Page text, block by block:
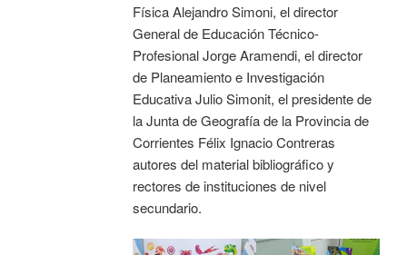
Física Alejandro Simoni, el director
General de Educación Técnico-
Profesional Jorge Aramendi, el director
de Planeamiento e Investigación
Educativa Julio Simonit, el presidente de
la Junta de Geografía de la Provincia de
Corrientes Félix Ignacio Contreras
autores del material bibliográfico y
rectores de instituciones de nivel
secundario.